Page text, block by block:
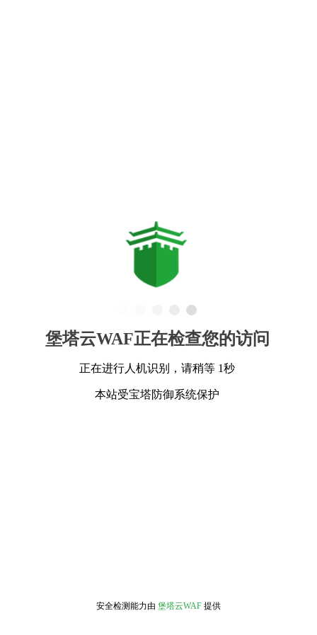
堡塔云WAF正在检查您的访问
正在进行人机识别，请稍等 1秒
本站受宝塔防御系统保护
安全检测能力由 堡塔云WAF 提供